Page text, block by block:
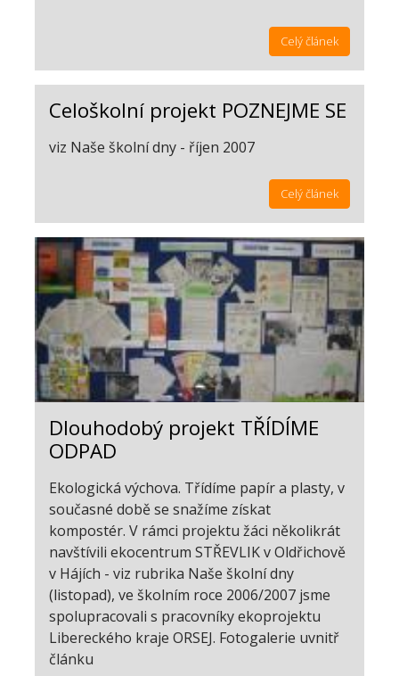
Celý článek
Celoškolní projekt POZNEJME SE
viz Naše školní dny - říjen 2007
Celý článek
Dlouhodobý projekt TŘÍDÍME
ODPAD
Ekologická výchova. Třídíme papír a plasty, v
současné době se snažíme získat
kompostér. V rámci projektu žáci několikrát
navštívili ekocentrum STŘEVLIK v Oldřichově
v Hájích - viz rubrika Naše školní dny
(listopad), ve školním roce 2006/2007 jsme
spolupracovali s pracovníky ekoprojektu
Libereckého kraje ORSEJ. Fotogalerie uvnitř
článku